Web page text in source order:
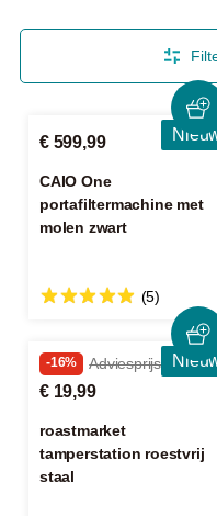
€ 599,99
CAIO One
portafiltermachine met
molen zwart
(5)
-16% Adviesprijs € 23,99
€ 19,99
roastmarket
tamperstation roestvrij
staal